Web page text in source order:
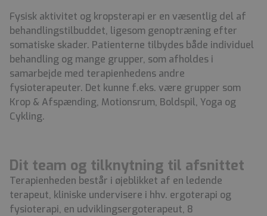
Fysisk aktivitet og kropsterapi er en væsentlig del af
behandlingstilbuddet, ligesom genoptræning efter
somatiske skader. Patienterne tilbydes både individuel
behandling og mange grupper, som afholdes i
samarbejde med terapienhedens andre
fysioterapeuter. Det kunne f.eks. være grupper som
Krop & Afspænding, Motionsrum, Boldspil, Yoga og
Cykling.
Dit team og tilknytning til afsnittet
Terapienheden består i øjeblikket af en ledende
terapeut, kliniske undervisere i hhv. ergoterapi og
fysioterapi, en udviklingsergoterapeut, 8